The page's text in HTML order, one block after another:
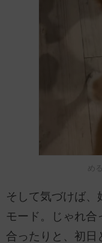
め
そして気づけば、
モード。じゃれ合
合ったりと、初日